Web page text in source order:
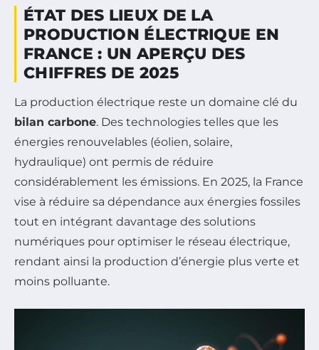
ÉTAT DES LIEUX DE LA
PRODUCTION ÉLECTRIQUE EN
FRANCE : UN APERÇU DES
CHIFFRES DE 2025
La production électrique reste un domaine clé du
bilan carbone. Des technologies telles que les
énergies renouvelables (éolien, solaire,
hydraulique) ont permis de réduire
considérablement les émissions. En 2025, la France
vise à réduire sa dépendance aux énergies fossiles
tout en intégrant davantage des solutions
numériques pour optimiser le réseau électrique,
rendant ainsi la production d’énergie plus verte et
moins polluante.